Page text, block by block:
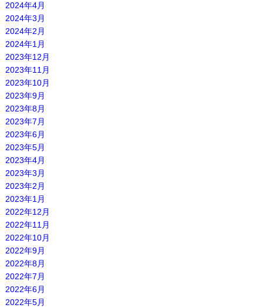
2024年4月
2024年3月
2024年2月
2024年1月
2023年12月
2023年11月
2023年10月
2023年9月
2023年8月
2023年7月
2023年6月
2023年5月
2023年4月
2023年3月
2023年2月
2023年1月
2022年12月
2022年11月
2022年10月
2022年9月
2022年8月
2022年7月
2022年6月
2022年5月